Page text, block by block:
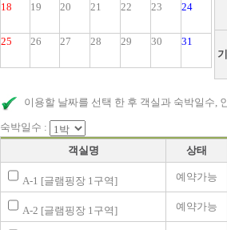
18 19 20 21 22 23 24
25 26 27 28 29 30 31
이용할 날짜를 선택 한 후 객실과 숙박일수,
숙박일수 :
객실명
상태
A-1 [글램핑장 1구역] 예약가능
A-2 [글램핑장 1구역] 예약가능